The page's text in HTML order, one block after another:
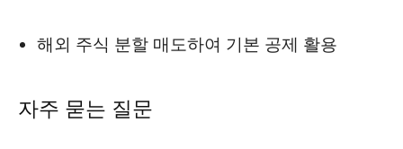
해외 주식 분할 매도하여 기본 공제 활용
자주 묻는 질문